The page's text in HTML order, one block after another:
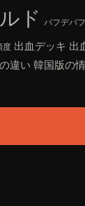
ド バフデバ
度 出血デッキ 出
違い 韓国版の